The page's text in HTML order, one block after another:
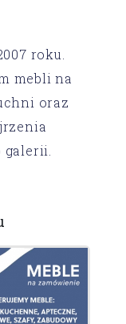
roku.
mebli na
oraz